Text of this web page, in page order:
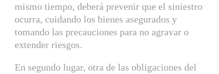
mismo tiempo, deberá prevenir que el siniestro
ocurra, cuidando los bienes asegurados y
tomando las precauciones para no agravar o
extender riesgos.
En segundo lugar, otra de las obligaciones del